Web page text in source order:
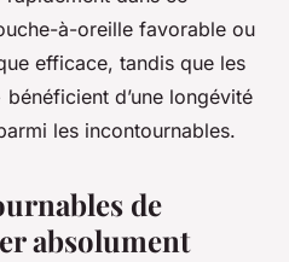
à-oreille favorable ou
efficace, tandis que les
d’une longévité
les incontournables.
de
absolument